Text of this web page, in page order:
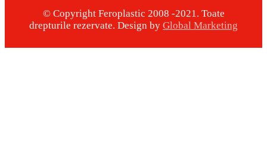
© Copyright Feroplastic 2008 -2021. Toate
drepturile rezervate. Design by Global Marketing